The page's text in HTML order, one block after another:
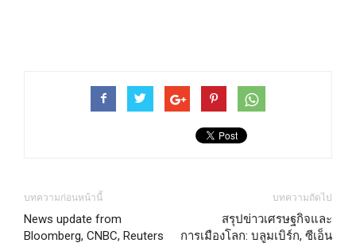
บทความก่อนหน้านี้
News update from
Bloomberg, CNBC, Reuters
บทความถัดไป
สรุปข่าวเศรษฐกิจและ
การเมืองโลก: บลูมเบิร์ก, ซีเอ็น